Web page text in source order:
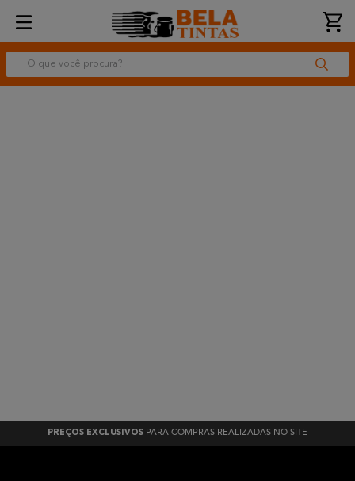
O que você procura?
PREÇOS EXCLUSIVOS PARA COMPRAS REALIZADAS NO SITE